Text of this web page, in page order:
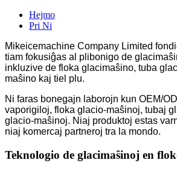
Hejmo
Pri Ni
Mikeicemachine Company Limited
tiam fokusiĝas al plibonigo de
inkluzive de floka glacimaŝino, tuba
maŝino kaj tiel plu.
Ni faras bonegajn laborojn kun OEM/
vaporigiloj, floka glacio-maŝinoj, tubaj
glacio-maŝinoj. Niaj produktoj estas
niaj komercaj partneroj tra la mondo.
Teknologio de glacimaŝinoj en